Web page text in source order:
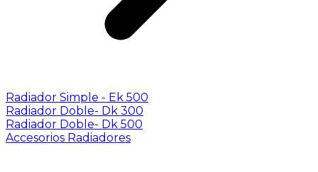
Radiador Simple - Ek 500
Radiador Doble- Dk 300
Radiador Doble- Dk 500
Accesorios Radiadores